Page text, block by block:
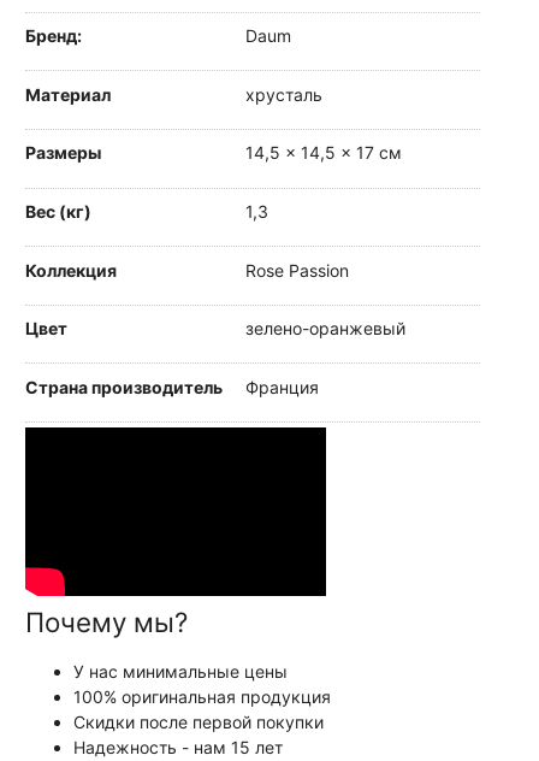
Бренд: Daum
Материал хрусталь
Размеры 14,5 × 14,5 × 17 см
Вес (кг) 1,3
Коллекция Rose Passion
Цвет зелено-оранжевый
Страна производитель Франция
Почему мы?
У нас минимальные цены
100% оригинальная продукция
Скидки после первой покупки
Надежность - нам 15 лет